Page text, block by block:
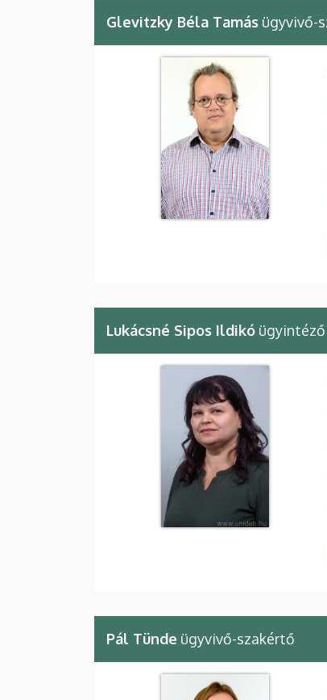
Glevitzky Béla Tamás ügyvivő-
Lukácsné Sipos Ildikó ügyintéző
Pál Tünde ügyvivő-szakértő